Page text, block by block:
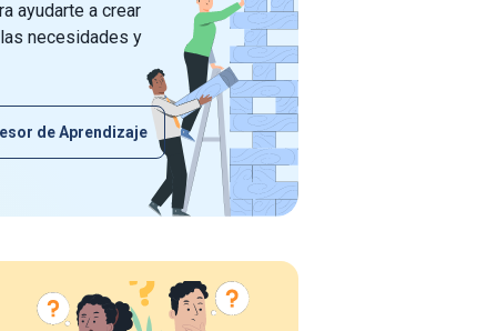
ayudarte a crear
necesidades y
de Aprendizaje